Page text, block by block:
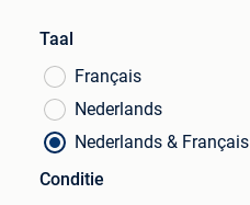
Taal
Français
Nederlands
Nederlands & Français
Conditie